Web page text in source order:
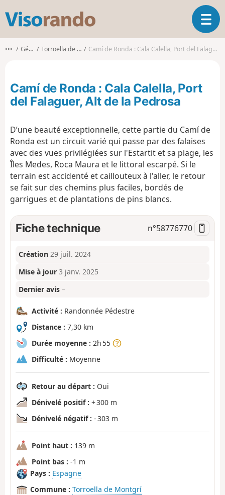
s
o
d
o
O
u
v
g
••• Gérone Torroella de Montgrí Camí de Ronda : Cala Calella, Port del Falaguer, Alt de la Pedrosa
Camí de Ronda : Cala Calella, Port
del Falaguer, Alt de la Pedrosa
D’une beauté exceptionnelle, cette partie du Camí de
Ronda est un circuit varié qui passe par des falaises
avec des vues privilégiées sur l'Estartit et sa plage, les
Îles Medes, Roca Maura et le littoral escarpé. Si le
terrain est accidenté et caillouteux à l'aller, le retour
se fait sur des chemins plus faciles, bordés de
garrigues et de plantations de pins blancs.
Fiche technique n°58776770
Création 29 juil. 2024
Mise à jour 3 janv. 2025
Dernier avis –
Activité : Randonnée Pédestre
Distance : 7,30 km
Durée moyenne : 2h 55
Difficulté : Moyenne
Retour au départ : Oui
Dénivelé positif : + 300 m
Dénivelé négatif : - 303 m
Point haut : 139 m
Point bas : -1 m
Pays : Espagne
Commune : Torroella de Montgrí